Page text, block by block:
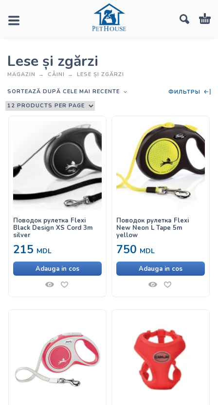
Lese și zgărzi
MAGAZIN CÂINI LESE ȘI ZGĂRZI
SORTEAZĂ DUPĂ CELE MAI RECENTE ФИЛЬТРЫ
Поводок рулетка Flexi
Black Design XS Cord 3m
silver
215 MDL
Adauga in cos
Поводок рулетка Flexi
New Neon L Tape 5m
yellow
750 MDL
Adauga in cos